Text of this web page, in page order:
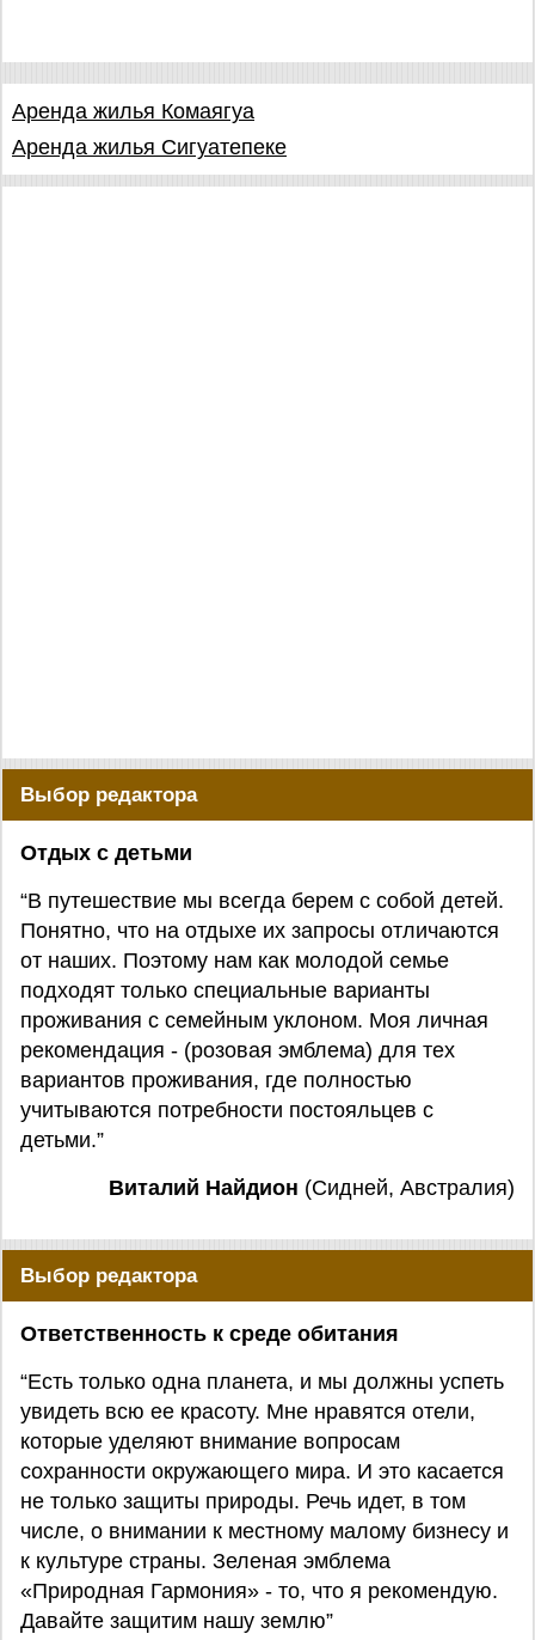
Аренда жилья Комаягуа
Аренда жилья Сигуатепеке
Выбор редактора
Отдых с детьми
“В путешествие мы всегда берем с собой детей.
Понятно, что на отдыхе их запросы отличаются
от наших. Поэтому нам как молодой семье
подходят только специальные варианты
проживания с семейным уклоном. Моя личная
рекомендация - (розовая эмблема) для тех
вариантов проживания, где полностью
учитываются потребности постояльцев с
детьми.”
Виталий Найдион (Сидней, Австралия)
Выбор редактора
Ответственность к среде обитания
“Есть только одна планета, и мы должны успеть
увидеть всю ее красоту. Мне нравятся отели,
которые уделяют внимание вопросам
сохранности окружающего мира. И это касается
не только защиты природы. Речь идет, в том
числе, о внимании к местному малому бизнесу и
к культуре страны. Зеленая эмблема
«Природная Гармония» - то, что я рекомендую.
Давайте защитим нашу землю”